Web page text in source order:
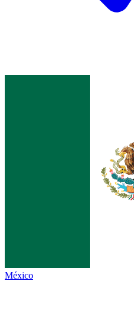
México